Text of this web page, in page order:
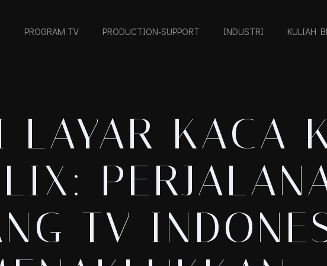
PROGRAM TV PRODUCTION-SUPPORT INDUSTRI KULIAH
LAYAR KACA
TV